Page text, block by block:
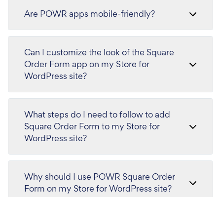
Are POWR apps mobile-friendly?
Can I customize the look of the Square
Order Form app on my Store for
WordPress site?
What steps do I need to follow to add
Square Order Form to my Store for
WordPress site?
Why should I use POWR Square Order
Form on my Store for WordPress site?